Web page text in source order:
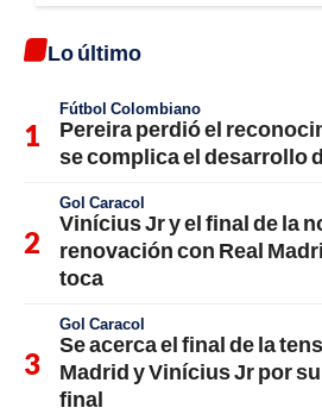
Lo último
Fútbol Colombiano
Pereira perdió el
se complica el desarrollo
Gol Caracol
Vinícius Jr y el final de la
renovación con Real
toca
Gol Caracol
Se acerca el final de la
Madrid y Vinícius Jr por
final